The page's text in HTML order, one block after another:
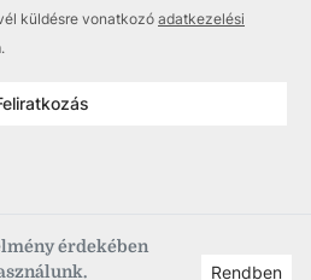
érdekében
Rendben
küldésre vonatkozó adatkezelési